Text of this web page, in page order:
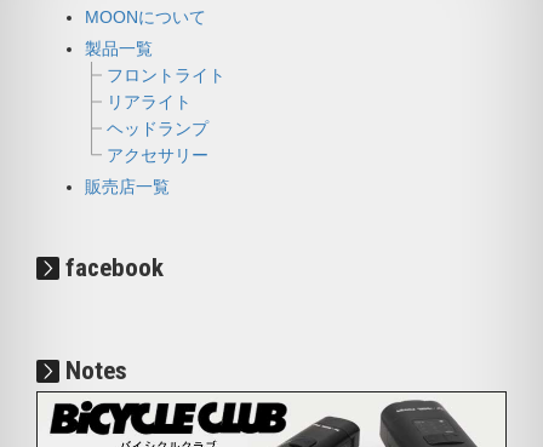
MOONについて
製品一覧
フロントライト
リアライト
ヘッドランプ
アクセサリー
販売店一覧
facebook
Notes